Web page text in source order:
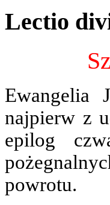
Lectio
Ewangelia
najpierw z
epilog
powrotu.